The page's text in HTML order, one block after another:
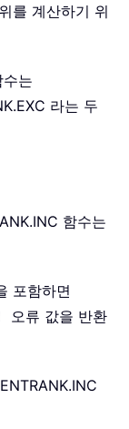
를 계산하기 위
는
라는 두
함수는
포함하면
오류 값을 반환